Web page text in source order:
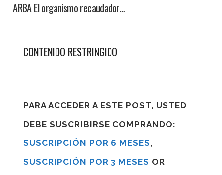
ARBA El organismo recaudador…
CONTENIDO RESTRINGIDO
PARA ACCEDER A ESTE POST, USTED
DEBE SUSCRIBIRSE COMPRANDO:
SUSCRIPCIÓN POR 6 MESES,
SUSCRIPCIÓN POR 3 MESES OR